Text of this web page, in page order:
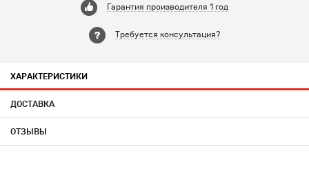
Гарантия производителя 1 год
Требуется консультация?
ХАРАКТЕРИСТИКИ
ДОСТАВКА
ОТЗЫВЫ